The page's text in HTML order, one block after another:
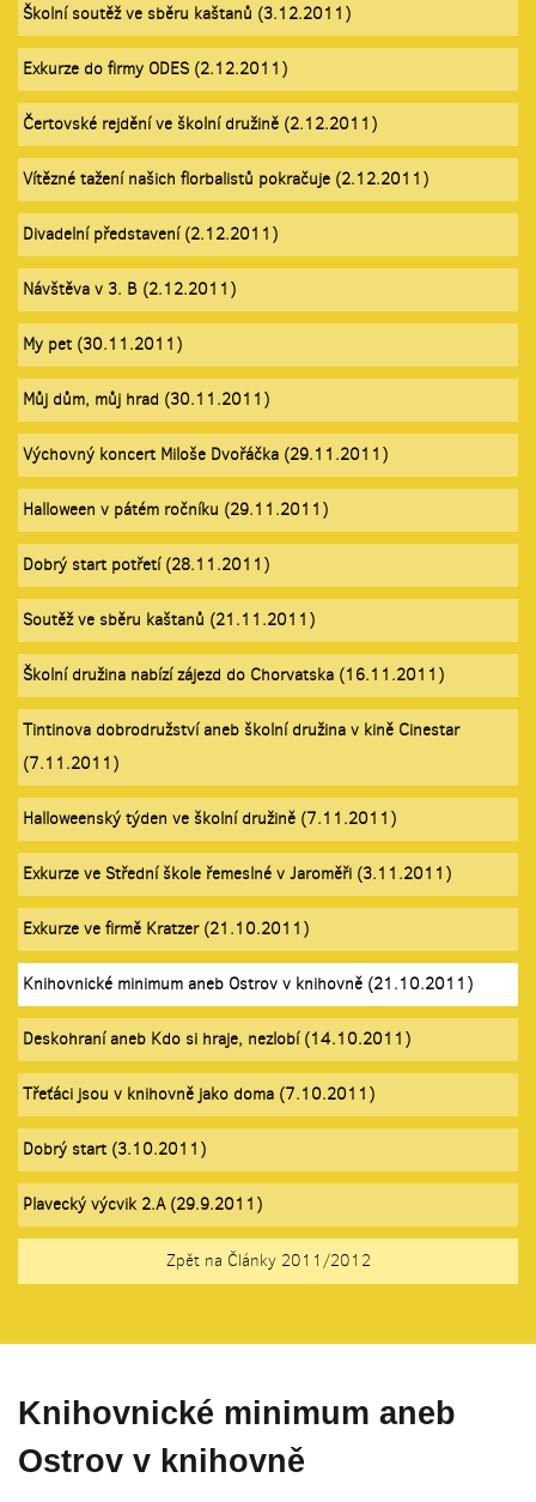
Školní soutěž ve sběru kaštanů (3.12.2011)
Exkurze do firmy ODES (2.12.2011)
Čertovské rejdění ve školní družině (2.12.2011)
Vítězné tažení našich florbalistů pokračuje (2.12.2011)
Divadelní představení (2.12.2011)
Návštěva v 3. B (2.12.2011)
My pet (30.11.2011)
Můj dům, můj hrad (30.11.2011)
Výchovný koncert Miloše Dvořáčka (29.11.2011)
Halloween v pátém ročníku (29.11.2011)
Dobrý start potřetí (28.11.2011)
Soutěž ve sběru kaštanů (21.11.2011)
Školní družina nabízí zájezd do Chorvatska (16.11.2011)
Tintinova dobrodružství aneb školní družina v kině Cinestar
(7.11.2011)
Halloweenský týden ve školní družině (7.11.2011)
Exkurze ve Střední škole řemeslné v Jaroměři (3.11.2011)
Exkurze ve firmě Kratzer (21.10.2011)
Knihovnické minimum aneb Ostrov v knihovně (21.10.2011)
Deskohraní aneb Kdo si hraje, nezlobí (14.10.2011)
Třeťáci jsou v knihovně jako doma (7.10.2011)
Dobrý start (3.10.2011)
Plavecký výcvik 2.A (29.9.2011)
Zpět na Články 2011/2012
Knihovnické minimum aneb
Ostrov v knihovně